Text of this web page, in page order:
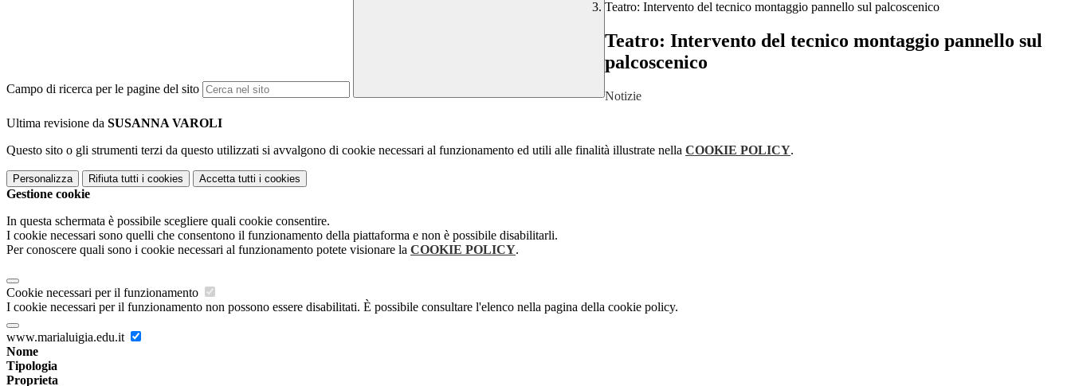
Campo di ricerca per le pagine del sito
Teatro: Intervento del tecnico montaggio pannello sul palcoscenico
Teatro: Intervento del tecnico montaggio pannello sul
palcoscenico
Notizie
Ultima revisione da SUSANNA VAROLI
Questo sito o gli strumenti terzi da questo utilizzati si avvalgono di cookie necessari al funzionamento ed utili alle finalità illustrate nella COOKIE POLICY.
Personalizza Rifiuta tutti i cookies Accetta tutti i cookies
Gestione cookie
In questa schermata è possibile scegliere quali cookie consentire.
I cookie necessari sono quelli che consentono il funzionamento della piattaforma e non è possibile disabilitarli.
Per conoscere quali sono i cookie necessari al funzionamento potete visionare la COOKIE POLICY.
Cookie necessari per il funzionamento
I cookie necessari per il funzionamento non possono essere disabilitati. È possibile consultare l'elenco nella pagina della cookie policy.
www.marialuigia.edu.it
Nome
Tipologia
Proprieta